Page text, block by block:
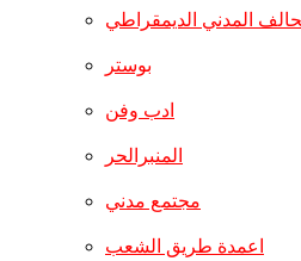
المدني الديمقراطي
بوستر
ادب وفن
المنبرالحر
مجتمع مدني
اعمدة طريق الشعب